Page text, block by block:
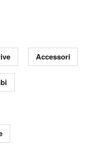
Accessori